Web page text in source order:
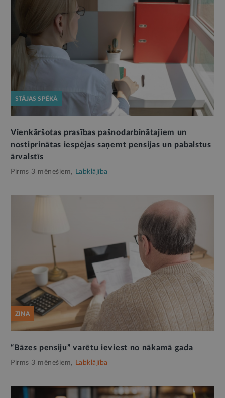
STĀJAS SPĒKĀ
Vienkāršotas prasības pašnodarbinātajiem un
nostiprinātas iespējas saņemt pensijas un pabalstus
ārvalstīs
Pirms 3 mēnešiem, Labklājība
ZIŅA
“Bāzes pensiju” varētu ieviest no nākamā gada
Pirms 3 mēnešiem, Labklājība